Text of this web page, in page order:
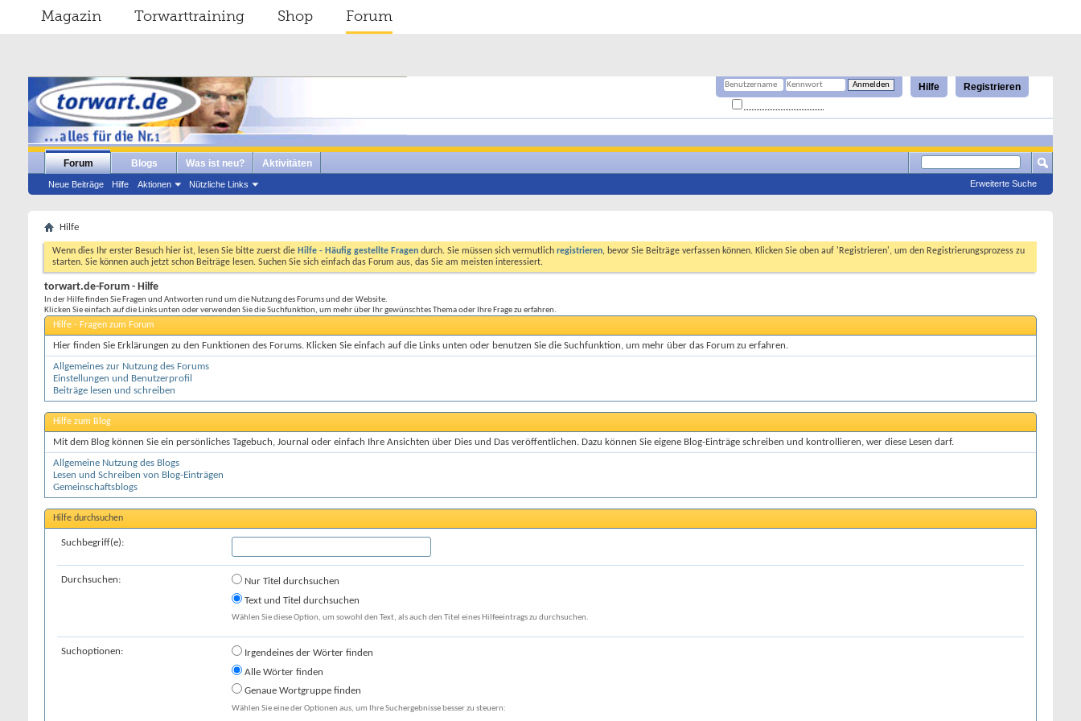
Magazin Torwarttraining Shop Forum
Registrieren
Hilfe
Forum
Neue Beiträge Hilfe Aktionen Nützliche Links
Blogs Was ist neu? Aktivitäten
Erweiterte Suche
Hilfe
Wenn dies Ihr erster Besuch hier ist, lesen Sie bitte zuerst die Hilfe - Häufig gestellte Fragen durch. Sie müssen sich vermutlich registrieren, bevor Sie Beiträge verfassen können. Klicken Sie oben auf 'Registrieren', um den Registrierungsprozess zu
starten. Sie können auch jetzt schon Beiträge lesen. Suchen Sie sich einfach das Forum aus, das Sie am meisten interessiert.
torwart.de-Forum - Hilfe
In der Hilfe finden Sie Fragen und Antworten rund um die Nutzung des Forums und der Website.
Klicken Sie einfach auf die Links unten oder verwenden Sie die Suchfunktion, um mehr über Ihr gewünschtes Thema oder Ihre Frage zu erfahren.
Hilfe - Fragen zum Forum
Hier finden Sie Erklärungen zu den Funktionen des Forums. Klicken Sie einfach auf die Links unten oder benutzen Sie die Suchfunktion, um mehr über das Forum zu erfahren.
Allgemeines zur Nutzung des Forums
Einstellungen und Benutzerprofil
Beiträge lesen und schreiben
Hilfe zum Blog
Mit dem Blog können Sie ein persönliches Tagebuch, Journal oder einfach Ihre Ansichten über Dies und Das veröffentlichen. Dazu können Sie eigene Blog-Einträge schreiben und kontrollieren, wer diese Lesen darf.
Allgemeine Nutzung des Blogs
Lesen und Schreiben von Blog-Einträgen
Gemeinschaftsblogs
Hilfe durchsuchen
Suchbegriff(e):
Durchsuchen:
Nur Titel durchsuchen
Text und Titel durchsuchen
Wählen Sie diese Option, um sowohl den Text, als auch den Titel eines Hilfeeintrags zu durchsuchen.
Suchoptionen:
Irgendeines der Wörter finden
Alle Wörter finden
Genaue Wortgruppe finden
Wählen Sie eine der Optionen aus, um Ihre Suchergebnisse besser zu steuern: